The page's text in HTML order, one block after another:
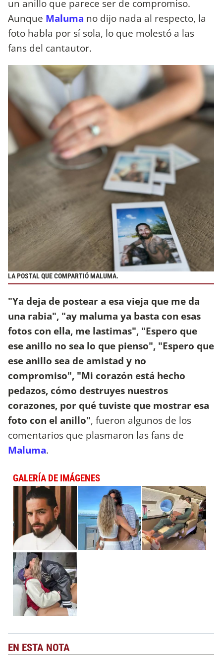
un anillo que parece ser de compromiso.
Aunque Maluma no dijo nada al respecto, la
foto habla por sí sola, lo que molestó a las
fans del cantautor.
LA POSTAL QUE COMPARTIÓ MALUMA.
"Ya deja de postear a esa vieja que me da
una rabia", "ay maluma ya basta con esas
fotos con ella, me lastimas", "Espero que
ese anillo no sea lo que pienso", "Espero que
ese anillo sea de amistad y no
compromiso", "Mi corazón está hecho
pedazos, cómo destruyes nuestros
corazones, por qué tuviste que mostrar esa
foto con el anillo", fueron algunos de los
comentarios que plasmaron las fans de
Maluma.
GALERÍA DE IMÁGENES
EN ESTA NOTA